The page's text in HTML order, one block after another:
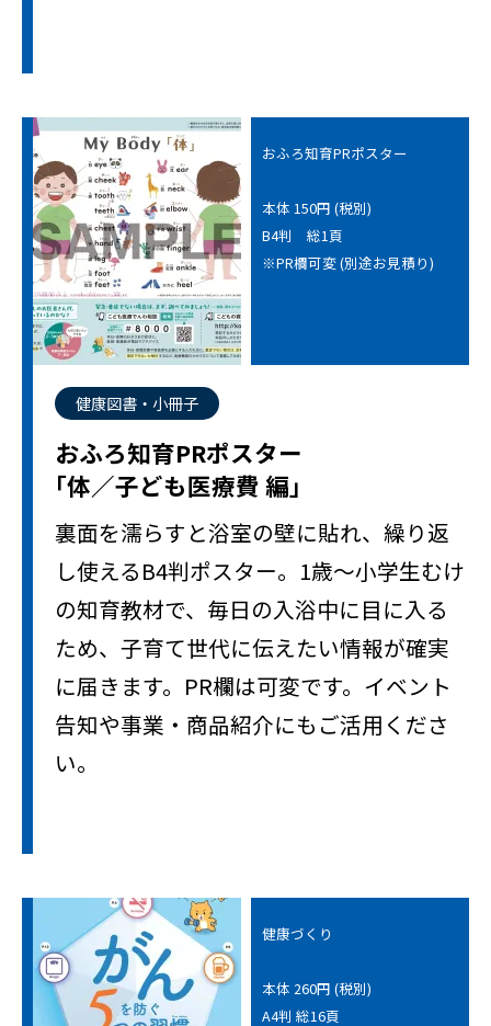
おふろ知育PRポスター
本体 150円 (税別)
B4判 総1頁
※PR欄可変 (別途お見積り)
健康図書・小冊子
おふろ知育PRポスター
｢体／子ども医療費 編｣
裏面を濡らすと浴室の壁に貼れ、繰り返
し使えるB4判ポスター。1歳～小学生むけ
の知育教材で、毎日の入浴中に目に入る
ため、子育て世代に伝えたい情報が確実
に届きます。PR欄は可変です。イベント
告知や事業・商品紹介にもご活用くださ
い。
健康づくり
本体 260円 (税別)
A4判 総16頁